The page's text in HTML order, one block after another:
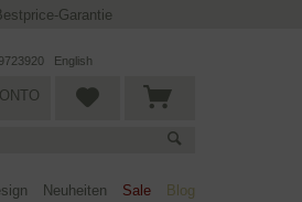
Garantie
English
Neuheiten Sale Blog